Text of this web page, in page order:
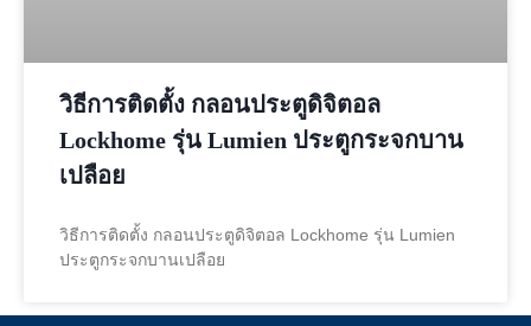
วิธีการติดตั้ง กลอนประตูดิจิตอล
Lockhome รุ่น Lumien ประตูกระจกบาน
เปลือย
วิธีการติดตั้ง กลอนประตูดิจิตอล Lockhome รุ่น Lumien
ประตูกระจกบานเปลือย